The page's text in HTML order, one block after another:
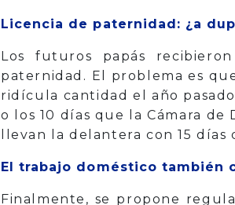
Licencia de paternidad: ¿a
Los futuros papás
paternidad. El problema es
ridícula cantidad el año
o los 10 días que la Cámara
llevan la delantera con 15
El trabajo doméstico también
Finalmente, se propone